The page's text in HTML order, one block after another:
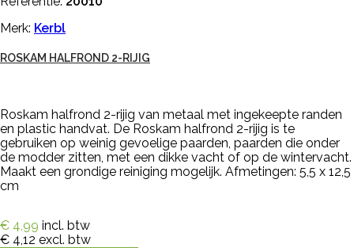
Merk: Kerbl
ROSKAM HALFROND 2-RIJIG
Roskam halfrond 2-rijig van metaal met ingekeepte randen
en plastic handvat. De Roskam halfrond 2-rijig is te
gebruiken op weinig gevoelige paarden, paarden die onder
de modder zitten, met een dikke vacht of op de wintervacht.
Maakt een grondige reiniging mogelijk. Afmetingen: 5,5 x 12,5
cm
€ 4,99 incl. btw
€ 4,12 excl. btw